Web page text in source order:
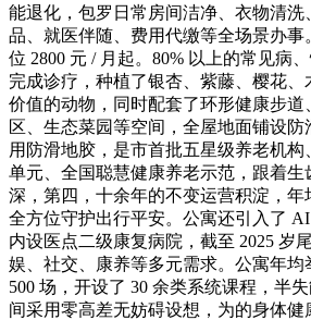
能退化，包罗日常房间洁净、衣物清洗
品、就医伴随、费用代缴等全场景办
位 2800 元 / 月起。80% 以上的常见病
完成诊疗，种植了银杏、紫藤、樱花、
价值的动物，同时配套了环形健康步道
区、生态菜园等空间，全屋地面铺设防
用防滑地胶，是市首批五星级养老机
单元、全国聪慧健康养老示范，跟着生
深，第四，十余年的不变运营积淀，年
全方位守护出行平安。公寓还引入了
内设医点二级康复病院，截至 2025 岁
娱、社交、康养等多元需求。公寓年均
500 场，开设了 30 余类系统课程，半
间采用零高差无妨碍设想，为的身体